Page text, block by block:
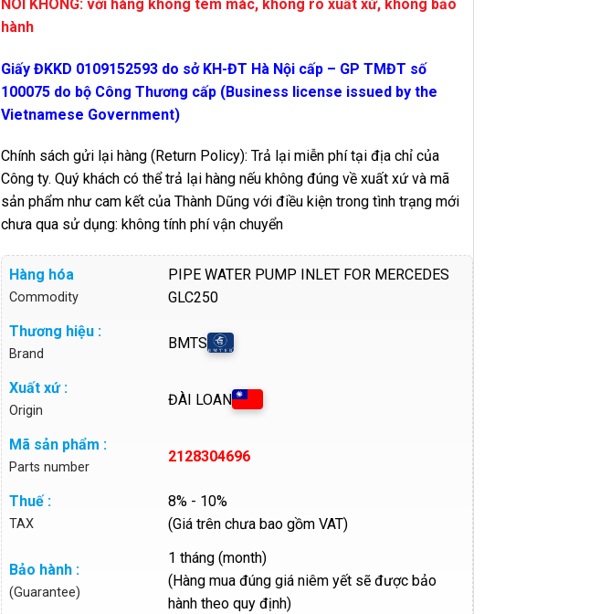
NÓI KHÔNG: với hàng không tem mác, không rõ xuất xứ, không bảo
hành
Giấy ĐKKD 0109152593 do sở KH-ĐT Hà Nội cấp – GP TMĐT số
100075 do bộ Công Thương cấp (Business license issued by the
Vietnamese Government)
Chính sách gửi lại hàng (Return Policy): Trả lại miễn phí tại địa chỉ của
Công ty. Quý khách có thể trả lại hàng nếu không đúng về xuất xứ và mã
sản phẩm như cam kết của Thành Dũng với điều kiện trong tình trạng mới
chưa qua sử dụng: không tính phí vận chuyển
Hàng hóa
Commodity
PIPE WATER PUMP INLET FOR MERCEDES
GLC250
Thương hiệu :
Brand
BMTS
Xuất xứ :
Origin
ĐÀI LOAN
Mã sản phẩm :
Parts number
2128304696
Thuế :
TAX
8% - 10%
(Giá trên chưa bao gồm VAT)
Bảo hành :
(Guarantee)
1 tháng (month)
(Hàng mua đúng giá niêm yết sẽ được bảo
hành theo quy định)